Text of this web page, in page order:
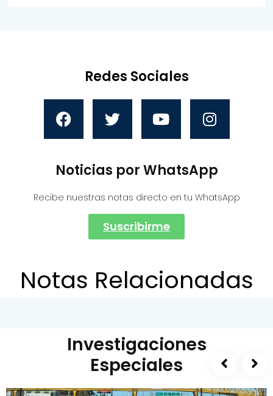
Redes Sociales
Noticias por WhatsApp
Recibe nuestras notas directo en tu WhatsApp
Suscribirme
Notas Relacionadas
Investigaciones
Especiales